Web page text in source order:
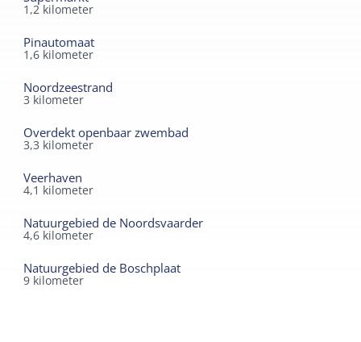
geen jongerengroepen.
1,2 kilometer
Pinautomaat
1,6 kilometer
Noordzeestrand
3 kilometer
Overdekt openbaar zwembad
3,3 kilometer
Veerhaven
4,1 kilometer
Natuurgebied de Noordsvaarder
4,6 kilometer
Natuurgebied de Boschplaat
9 kilometer